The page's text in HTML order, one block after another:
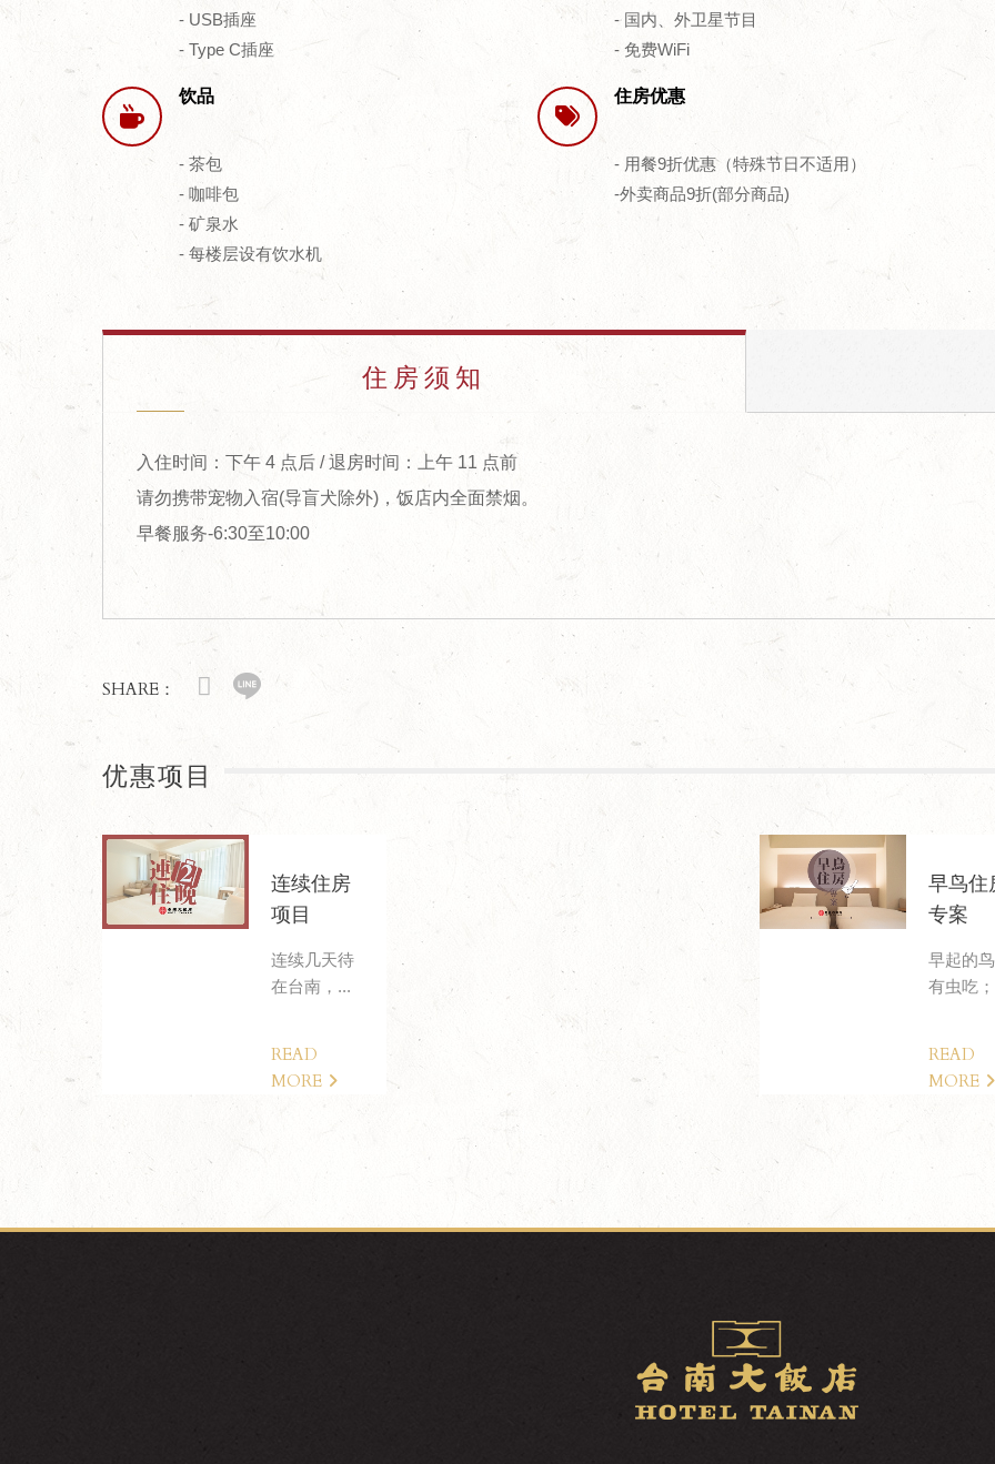
- USB插座
- Type C插座
- 国内、外卫星节目
- 免费WiFi
饮品
- 茶包
- 咖啡包
- 矿泉水
- 每楼层设有饮水机
住房优惠
- 用餐9折优惠（特殊节日不适用）
-外卖商品9折(部分商品)
住房须知
入住时间：下午 4 点后 / 退房时间：上午 11 点前
请勿携带宠物入宿(导盲犬除外)，饭店内全面禁烟。
早餐服务-6:30至10:00
SHARE：
优惠项目
连续住房
项目
连续几天待
在台南，...
READ
MORE
早鸟住
专案
早起的
有虫吃
READ
MORE